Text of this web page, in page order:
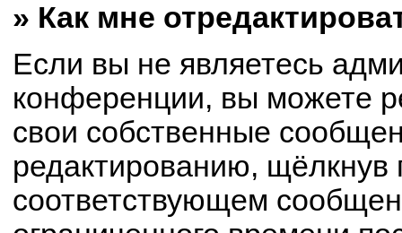
» Как мне
Если вы не являетесь
конференции, вы можете
свои собственные
редактированию, щёлкнув
соответствующем